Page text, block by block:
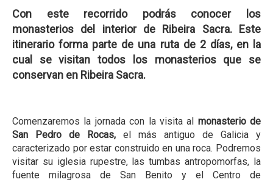
Con este recorrido podrás conocer los
monasterios del interior de Ribeira Sacra. Este
itinerario forma parte de una ruta de 2 días, en la
cual se visitan todos los monasterios que se
conservan en Ribeira Sacra.
Comenzaremos la jornada con la visita al monasterio de
San Pedro de Rocas, el más antiguo de Galicia y
caracterizado por estar construido en una roca. Podremos
visitar su iglesia rupestre, las tumbas antropomorfas, la
fuente milagrosa de San Benito y el Centro de